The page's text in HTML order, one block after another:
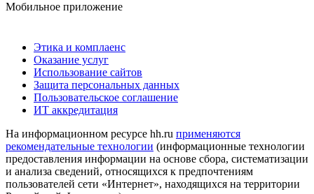
Мобильное приложение
Этика и комплаенс
Оказание услуг
Использование сайтов
Защита персональных данных
Пользовательское соглашение
ИТ аккредитация
На информационном ресурсе hh.ru применяются
рекомендательные технологии (информационные технологии
предоставления информации на основе сбора, систематизации
и анализа сведений, относящихся к предпочтениям
пользователей сети «Интернет», находящихся на территории